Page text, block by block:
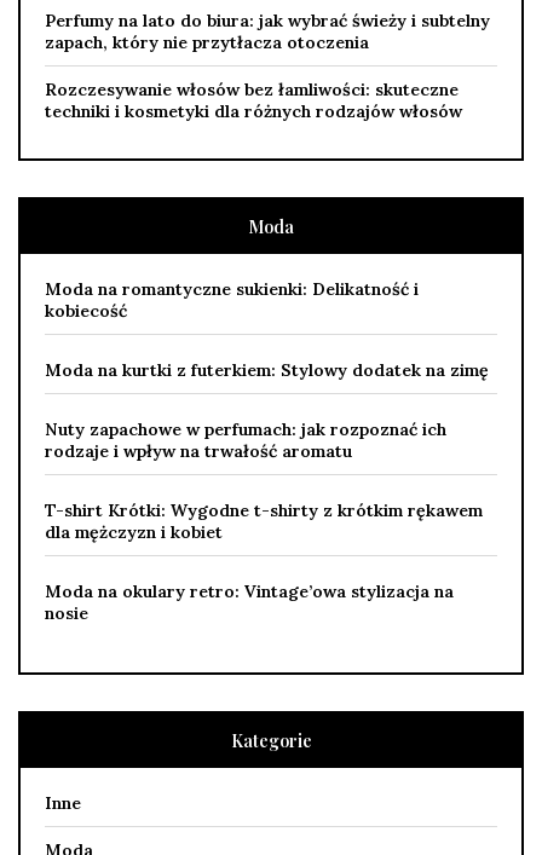
Perfumy na lato do biura: jak wybrać świeży i subtelny
zapach, który nie przytłacza otoczenia
Rozczesywanie włosów bez łamliwości: skuteczne
techniki i kosmetyki dla różnych rodzajów włosów
Moda
Moda na romantyczne sukienki: Delikatność i
kobiecość
Moda na kurtki z futerkiem: Stylowy dodatek na zimę
Nuty zapachowe w perfumach: jak rozpoznać ich
rodzaje i wpływ na trwałość aromatu
T-shirt Krótki: Wygodne t-shirty z krótkim rękawem
dla mężczyzn i kobiet
Moda na okulary retro: Vintage’owa stylizacja na
nosie
Kategorie
Inne
Moda